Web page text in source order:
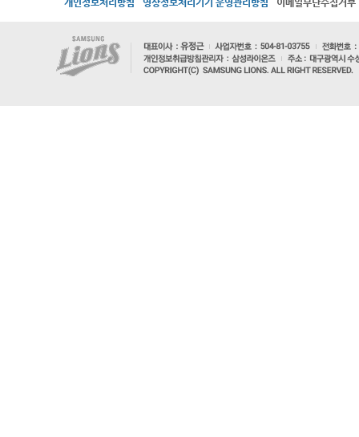
개인정보처리방침 영상정보처리기기 운영관리방침 이메일무단수집거부